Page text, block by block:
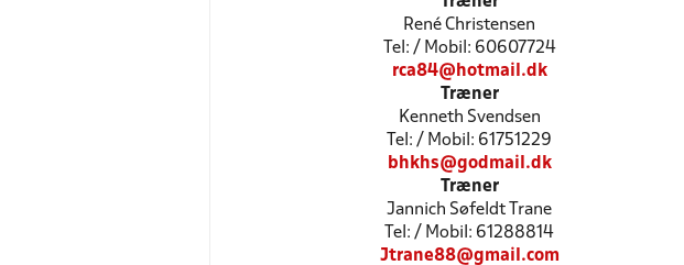
René Christensen
Tel: / Mobil: 60607724
rca84@hotmail.dk
Træner
Kenneth Svendsen
Tel: / Mobil: 61751229
bhkhs@godmail.dk
Træner
Jannich Søfeldt Trane
Tel: / Mobil: 61288814
Jtrane88@gmail.com